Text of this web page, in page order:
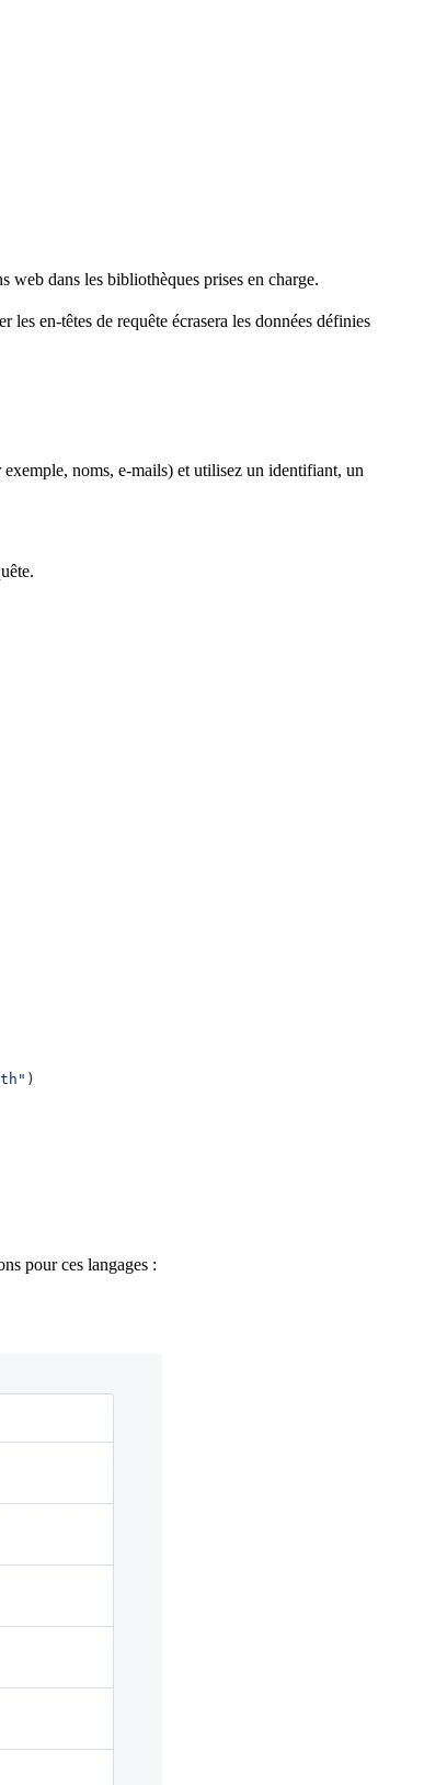
web dans les bibliothèques prises en charge.
en-têtes de requête écrasera les données définies
noms, e-mails) et utilisez un identifiant, un
)
pour ces langages :